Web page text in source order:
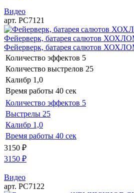
Видео
арт. РС7121
Фейерверк, батарея салютов
Фейерверк, батарея салютов
Количество эффектов 5
Количество выстрелов 25
Калибр 1,0
Время работы 40 сек
Количество эффектов 5
Выстрелы 25
Калибр 1,0
Время работы 40 сек
3150 ₽
3150 ₽
Видео
арт. РС7122